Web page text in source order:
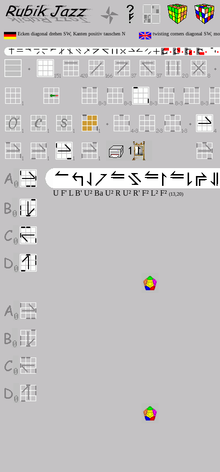
Ecken diagonal drehen SW, Kanten positiv tauschen N twisting corners diagonal SW,
U F' L B' U² Ba U² R U² R' F² L² F² (13,20)